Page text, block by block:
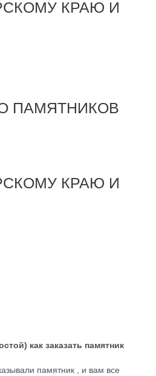
КРАЮ И
ПАМЯТНИКОВ
КРАЮ И
как заказать памятник
памятник , и вам все